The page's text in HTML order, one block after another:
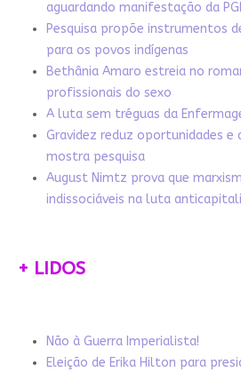
aguardando manifestação da
Pesquisa propõe instrumentos
para os povos indígenas
Bethânia Amaro estreia no
profissionais do sexo
A luta sem tréguas da
Gravidez reduz oportunidades e
mostra pesquisa
August Nimtz prova que
indissociáveis na luta
+ LIDOS
Não à Guerra Imperialista!
Eleição de Erika Hilton para